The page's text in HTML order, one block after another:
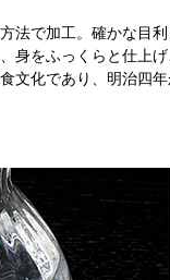
法で加工。確かな目
身をふっくらと仕上
文化であり、明治四